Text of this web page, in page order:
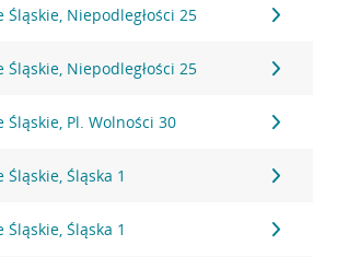
Śląskie, Niepodległości 25
Śląskie, Niepodległości 25
Śląskie, Pl. Wolności 30
Śląska 1
Śląska 1